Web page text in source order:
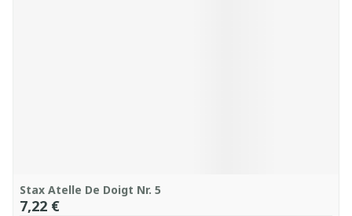
Stax Atelle De Doigt Nr. 5
7,22 €